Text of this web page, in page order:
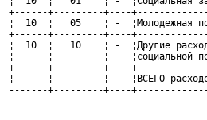
+------+---------+----
¦  10  ¦   05    ¦ -
+------+---------+----
¦  10  ¦   10    ¦ -  ¦Другие
¦      ¦         ¦
+------+---------+----
¦      ¦         ¦    ¦ВСЕГО
-------+---------+----